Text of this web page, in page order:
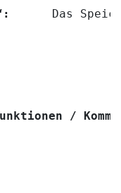
Das
/